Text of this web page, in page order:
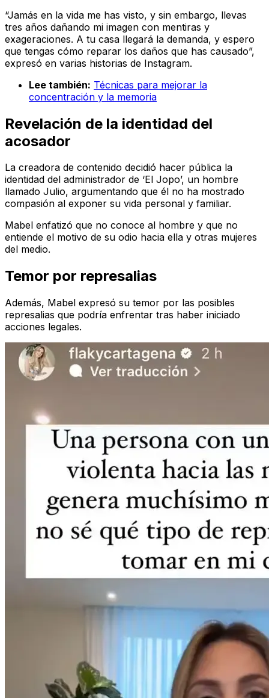
“Jamás en la vida me has visto, y sin embargo, llevas
tres años dañando mi imagen con mentiras y
exageraciones. A tu casa llegará la demanda, y espero
que tengas cómo reparar los daños que has causado”,
expresó en varias historias de Instagram.
Lee también: Técnicas para mejorar la
concentración y la memoria
Revelación de la identidad del
acosador
La creadora de contenido decidió hacer pública la
identidad del administrador de ‘El Jopo’, un hombre
llamado Julio, argumentando que él no ha mostrado
compasión al exponer su vida personal y familiar.
Mabel enfatizó que no conoce al hombre y que no
entiende el motivo de su odio hacia ella y otras mujeres
del medio.
Temor por represalias
Además, Mabel expresó su temor por las posibles
represalias que podría enfrentar tras haber iniciado
acciones legales.